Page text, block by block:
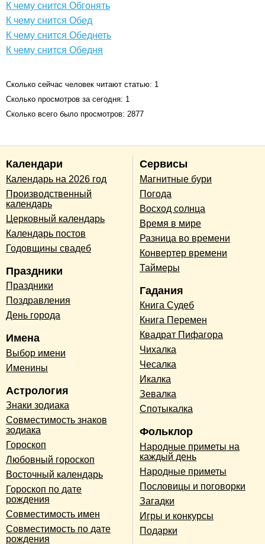
К чему снится Обгонять
К чему снится Обед
К чему снится Обеднеть
К чему снится Обедня
Сколько сейчас человек читают статью: 1
Сколько просмотров за сегодня: 1
Сколько всего было просмотров: 2877
Календари
Календарь на 2026 год
Производственный
календарь
Церковный календарь
Календарь постов
Годовщины свадеб
Праздники
Праздники
Поздравления
День города
Имена
Выбор имени
Именины
Астрология
Знаки зодиака
Совместимость знаков
зодиака
Гороскоп
Любовный гороскоп
Восточный календарь
Гороскоп по дате
рождения
Совместимость имен
Совместимость по дате
рождения
Сервисы
Магнитные бури
Погода
Восход солнца
Время в мире
Разница во времени
Конвертер времени
Таймеры
Гадания
Книга Судеб
Книга Перемен
Квадрат Пифагора
Чихалка
Чесалка
Икалка
Зевалка
Спотыкалка
Фольклор
Народные приметы на
каждый день
Народные приметы
Пословицы и поговорки
Загадки
Игры и конкурсы
Подарки